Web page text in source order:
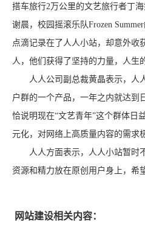
搭车旅行2万公里的文艺旅行者丁
谢晨，校园摇滚乐队Frozen
点滴记录在了人人小站，却意外收
人，他们获得了坚持的力量，人生
人人公司副总裁黄晶表示，人
户群的一个产品，一年之内就达到
恰说明现在“文艺青年”这个群体日
元化，对网络上高质量内容的需求
人人方面表示，人人小站暂时
资源和精力放在原创用户身上，希
网站建设相关内容：